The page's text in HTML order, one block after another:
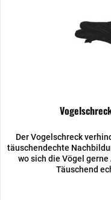
Der Vogelschreck
täuschendechte
wo sich die Vögel
Täuschend